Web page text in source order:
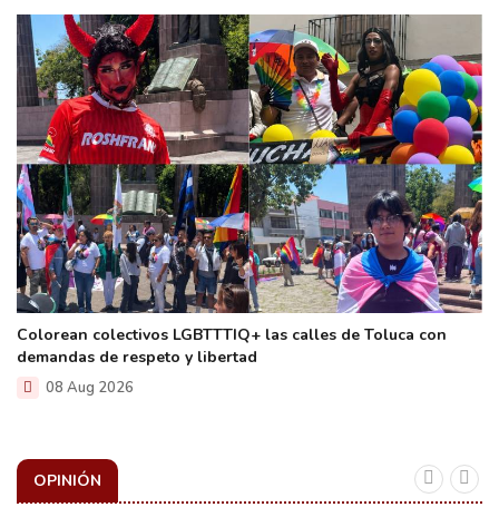
Colorean colectivos LGBTTTIQ+ las calles de Toluca con
demandas de respeto y libertad
08 Aug 2026
OPINIÓN